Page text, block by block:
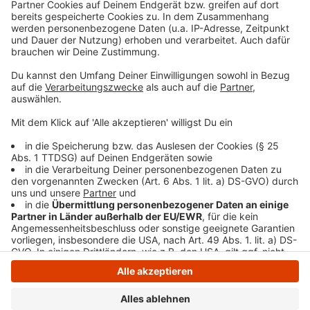
bitte nicht erschrecken, wenn dabei das Telefon
klingelt. Es muss ja nicht unbedingt Elvis Eifel dran
sein.
Anzeige
Anzeige
Anzeige